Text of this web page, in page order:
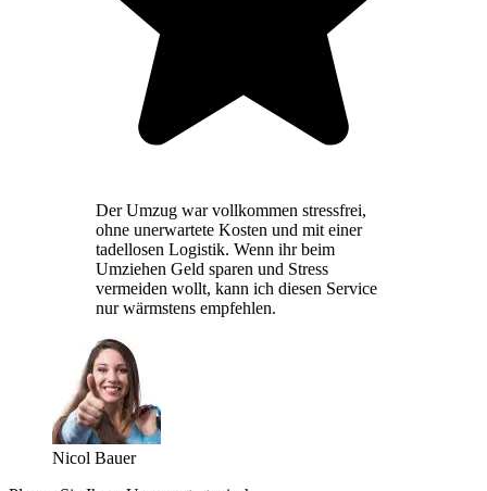
Der Umzug war vollkommen stressfrei,
ohne unerwartete Kosten und mit einer
tadellosen Logistik. Wenn ihr beim
Umziehen Geld sparen und Stress
vermeiden wollt, kann ich diesen Service
nur wärmstens empfehlen.
Nicol Bauer